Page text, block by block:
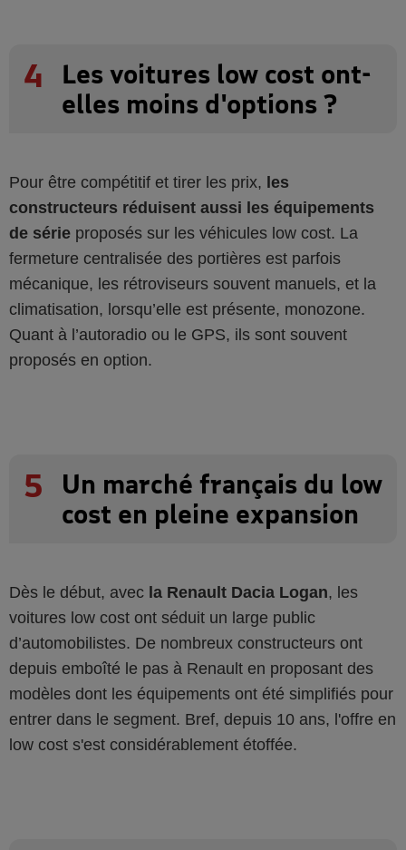
4
Les voitures low cost ont-
elles moins d'options ?
Pour être compétitif et tirer les prix, les
constructeurs réduisent aussi les équipements
de série proposés sur les véhicules low cost. La
fermeture centralisée des portières est parfois
mécanique, les rétroviseurs souvent manuels, et la
climatisation, lorsqu’elle est présente, monozone.
Quant à l’autoradio ou le GPS, ils sont souvent
proposés en option.
5
Un marché français du low
cost en pleine expansion
Dès le début, avec la Renault Dacia Logan, les
voitures low cost ont séduit un large public
d’automobilistes. De nombreux constructeurs ont
depuis emboîté le pas à Renault en proposant des
modèles dont les équipements ont été simplifiés pour
entrer dans le segment. Bref, depuis 10 ans, l'offre en
low cost s'est considérablement étoffée.